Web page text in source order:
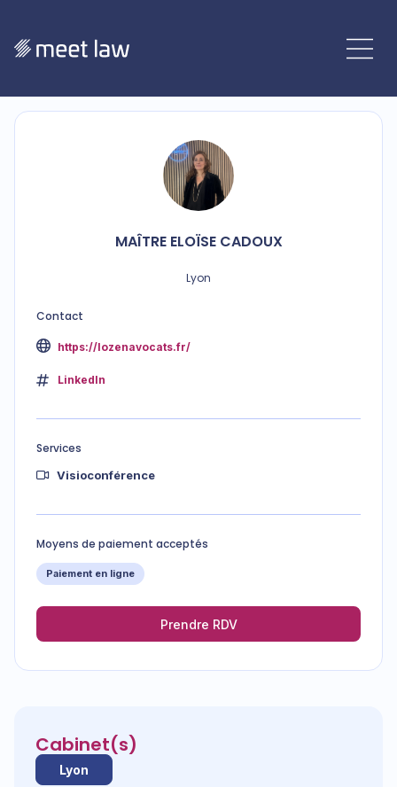
MAÎTRE ELOÏSE CADOUX
Lyon
Contact
https://lozenavocats.fr/
LinkedIn
Services
Visioconférence
Moyens de paiement acceptés
Paiement en ligne
Prendre RDV
Cabinet(s)
Lyon